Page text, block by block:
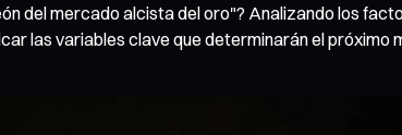
del mercado alcista del oro"? Analizando los
las variables clave que determinarán el